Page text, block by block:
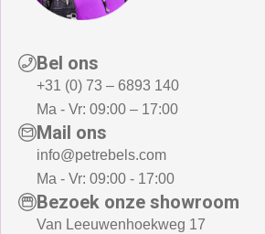
Bel ons
+31 (0) 73 – 6893 140
Ma - Vr: 09:00 – 17:00
Mail ons
info@petrebels.com
Ma - Vr: 09:00 - 17:00
Bezoek onze showroom
Van Leeuwenhoekweg 17